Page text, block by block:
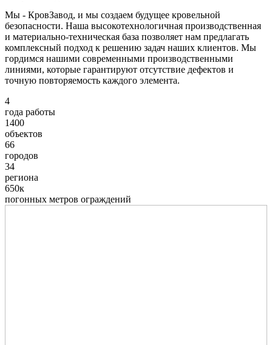
Мы - КровЗавод, и мы создаем будущее кровельной
безопасности. Наша высокотехнологичная производственная
и материально-техническая база позволяет нам предлагать
комплексный подход к решению задач наших клиентов. Мы
гордимся нашими современными производственными
линиями, которые гарантируют отсутствие дефектов и
точную повторяемость каждого элемента.
4
года работы
1400
объектов
66
городов
34
региона
650к
погонных метров ограждений